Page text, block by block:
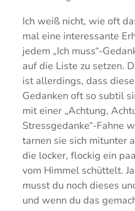
Ich weiß nicht, wie oft
mal eine interessante
jedem „Ich muss“-
auf die Liste zu setzen.
ist allerdings, dass
Gedanken oft so subtil
mit einer „Achtung,
Stressgedanke“-Fahne
tarnen sie sich mitunter
die locker, flockig ein
vom Himmel schüttelt.
musst du noch dieses
und wenn du das